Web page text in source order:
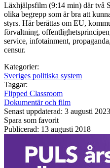
Läxhjälpsfilm (9:14 min) där två
olika begrepp som är bra att
styrs. Här berättas om EU,
förvaltning,
service, infotainment,
censur.
Kategorier:
Sveriges politiska system
Taggar:
Flipped Classroom
Dokumentär och film
Senast uppdaterad: 3 augusti 2023
Spara som favorit
Publicerad: 13 augusti 2018